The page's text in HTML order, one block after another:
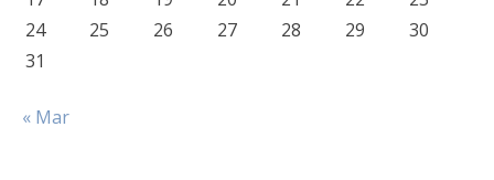
24
25 26 27 28 29
30
31
« Mar